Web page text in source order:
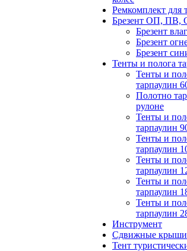
Ремкомплект для
Брезент ОП, ПВ,
Брезент
Брезент
Брезент
Тенты и полога
Тенты и
тарпаулин
Полотно
рулоне
Тенты и
тарпаулин
Тенты и
тарпаулин
Тенты и
тарпаулин
Тенты и
тарпаулин
Тенты и
тарпаулин
Инструмент
Сдвижные крыши
Тент